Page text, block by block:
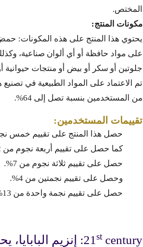
المختص.
مكونات المنتج:
يحتوي هذا المنتج على هذه المكونات:
على مواد حافظة أو أي ألوان صناعية،
جلوتين أو سكر أو بيض أو منتجات حيوانية
تم الاعتماد على المواد الطبيعية في
من المستخدمين بنسبة تصل إلى 64%.
تقييمات المستخدمين:
حصل هذا المنتج على تقييم خمس نجوم
كما حصل على تقييم أربعة نجوم من 12%.
حصل على تقييم ثلاثة نجوم من 7%.
وحصل على تقييم نجمتين من 4%.
حصل على تقييم نجمة واحدة من 13%.
21 st century: إنزيم البابايا، يحتوي على عدد 100 قرص قابلة للمضغ.